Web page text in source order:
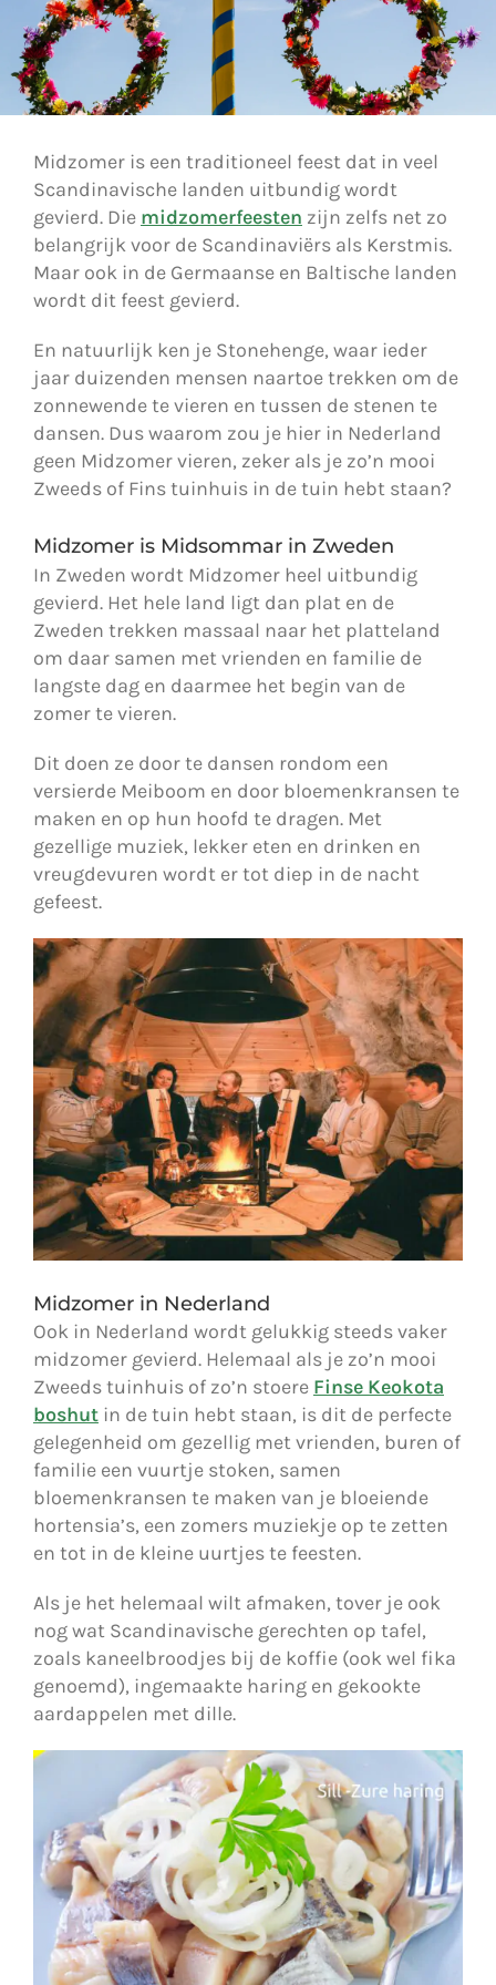
Midzomer is een traditioneel feest dat in veel
Scandinavische landen uitbundig wordt
gevierd. Die midzomerfeesten zijn zelfs net zo
belangrijk voor de Scandinaviërs als Kerstmis.
Maar ook in de Germaanse en Baltische landen
wordt dit feest gevierd.
En natuurlijk ken je Stonehenge, waar ieder
jaar duizenden mensen naartoe trekken om de
zonnewende te vieren en tussen de stenen te
dansen. Dus waarom zou je hier in Nederland
geen Midzomer vieren, zeker als je zo’n mooi
Zweeds of Fins tuinhuis in de tuin hebt staan?
Midzomer is Midsommar in Zweden
In Zweden wordt Midzomer heel uitbundig
gevierd. Het hele land ligt dan plat en de
Zweden trekken massaal naar het platteland
om daar samen met vrienden en familie de
langste dag en daarmee het begin van de
zomer te vieren.
Dit doen ze door te dansen rondom een
versierde Meiboom en door bloemenkransen te
maken en op hun hoofd te dragen. Met
gezellige muziek, lekker eten en drinken en
vreugdevuren wordt er tot diep in de nacht
gefeest.
Midzomer in Nederland
Ook in Nederland wordt gelukkig steeds vaker
midzomer gevierd. Helemaal als je zo’n mooi
Zweeds tuinhuis of zo’n stoere Finse Keokota
boshutin de tuin hebt staan, is dit de perfecte
gelegenheid om gezellig met vrienden, buren of
familie een vuurtje stoken, samen
bloemenkransen te maken van je bloeiende
hortensia’s, een zomers muziekje op te zetten
en tot in de kleine uurtjes te feesten.
Als je het helemaal wilt afmaken, tover je ook
nog wat Scandinavische gerechten op tafel,
zoals kaneelbroodjes bij de koffie (ook wel fika
genoemd), ingemaakte haring en gekookte
aardappelen met dille.